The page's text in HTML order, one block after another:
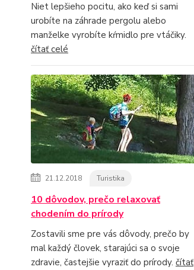
Niet lepšieho pocitu, ako keď si sami
urobíte na záhrade pergolu alebo
manželke vyrobíte kŕmidlo pre vtáčiky.
čítať celé
21.12.2018 Turistika
10 dôvodov, prečo relaxovať
chodením do prírody
Zostavili sme pre vás dôvody, prečo by
mal každý človek, starajúci sa o svoje
zdravie, častejšie vyraziť do prírody. čítať